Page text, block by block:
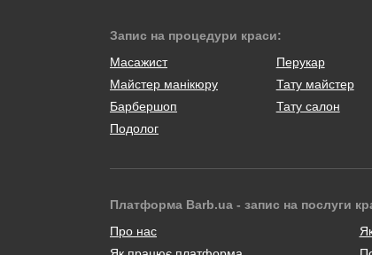
Запис на процедури краси:
Масажист
Перукар
Майстер манікюру
Тату майстер
Барбершоп
Тату салон
Подолог
Платформа Barb.ua - запис на послуги
Про нас